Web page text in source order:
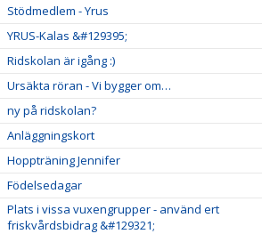
Stödmedlem - Yrus
YRUS-Kalas &#129395;
Ridskolan är igång :)
Ursäkta röran - Vi bygger om…
ny på ridskolan?
Anläggningskort
Hoppträning Jennifer
Födelsedagar
Plats i vissa vuxengrupper - använd ert
friskvårdsbidrag &#129321;